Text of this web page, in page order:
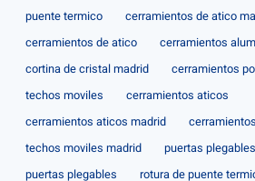
puente termico
cerramientos de atico
cerramientos de atico
cerramientos
cortina de cristal madrid
cerramientos
techos moviles
cerramientos aticos
cerramientos aticos madrid
techos moviles madrid
puertas
puertas plegables
rotura de puente